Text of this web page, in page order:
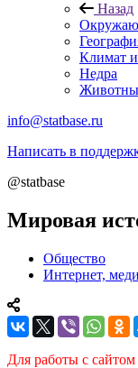
Назад
Климат и
Недра
info@statbase.ru
Написать в
@statbase
Мировая
Общество
Интернет,
Для работы с